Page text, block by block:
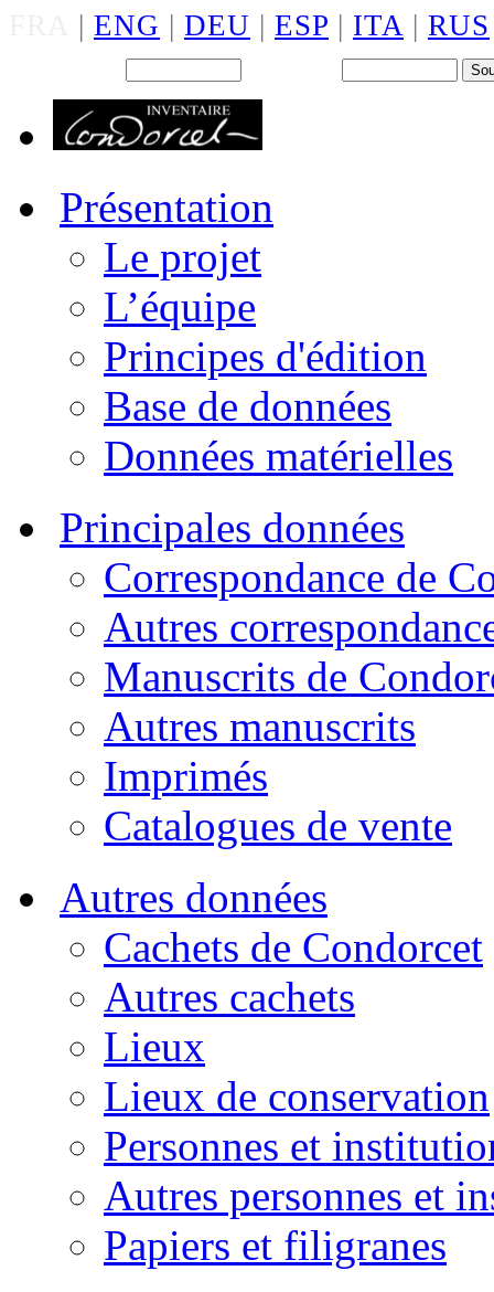
| ENG | DEU | ESP | ITA | RUS
Présentation
Le projet
L’équipe
Principes d'édition
Base de données
Données matérielles
Principales données
Correspondance de
Autres
Manuscrits de
Autres manuscrits
Imprimés
Catalogues de vente
Autres données
Cachets de Condorcet
Autres cachets
Lieux
Lieux de conservation
Personnes et
Autres personnes et
Papiers et filigranes